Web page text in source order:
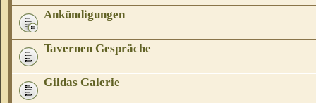
Ankündigungen
Tavernen Gespräche
Gildas Galerie